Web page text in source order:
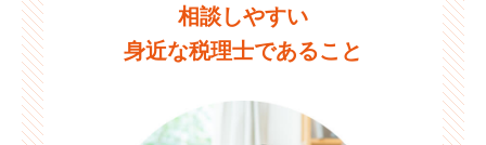
相談しやすい
身近な税理士であること